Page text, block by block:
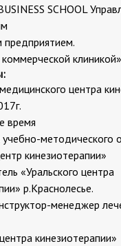
SCHOOL
предприятием.
центра
время
учебно-методического
кинезиотерапии»
«Уральского центра
р.Краснолесье.
менеджер
кинезиотерапии»